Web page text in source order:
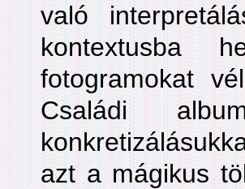
való
kontextusba
fotogramokat
Családi
azt a mágikus